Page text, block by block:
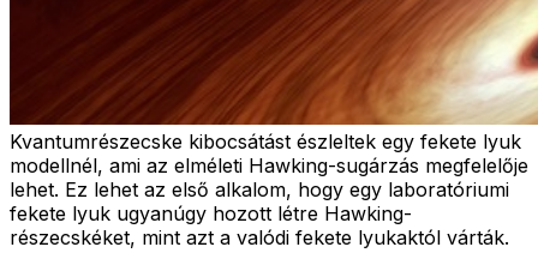
Kvantumrészecske kibocsátást észleltek egy fekete lyuk
modellnél, ami az elméleti Hawking-sugárzás megfelelője
lehet. Ez lehet az első alkalom, hogy egy laboratóriumi
fekete lyuk ugyanúgy hozott létre Hawking-
részecskéket, mint azt a valódi fekete lyukaktól várták.